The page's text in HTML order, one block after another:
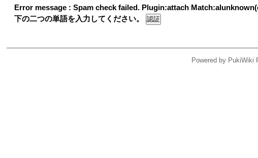
Error message : Spam check failed. Plugin:attach
下の二つの単語を入力してください。
Powered by PukiWiki